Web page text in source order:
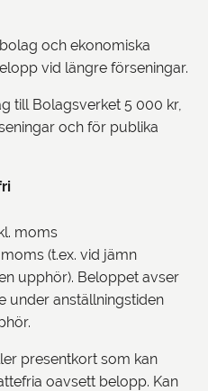
och ekonomiska
vid längre förseningar.
till Bolagsverket 5 000 kr,
och för publika
moms
(t.ex. vid jämn
upphör). Beloppet avser
under anställningstiden
presentkort som kan
oavsett belopp. Kan